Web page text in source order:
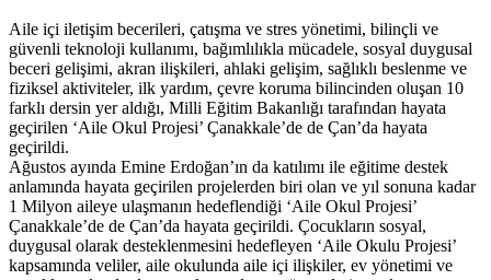
Aile içi iletişim becerileri, çatışma ve stres yönetimi, bilinçli ve
güvenli teknoloji kullanımı, bağımlılıkla mücadele, sosyal duygusal
beceri gelişimi, akran ilişkileri, ahlaki gelişim, sağlıklı beslenme ve
fiziksel aktiviteler, ilk yardım, çevre koruma bilincinden oluşan 10
farklı dersin yer aldığı, Milli Eğitim Bakanlığı tarafından hayata
geçirilen ‘Aile Okul Projesi’ Çanakkale’de de Çan’da hayata
geçirildi.
Ağustos ayında Emine Erdoğan’ın da katılımı ile eğitime destek
anlamında hayata geçirilen projelerden biri olan ve yıl sonuna kadar
1 Milyon aileye ulaşmanın hedeflendiği ‘Aile Okul Projesi’
Çanakkale’de de Çan’da hayata geçirildi. Çocukların sosyal,
duygusal olarak desteklenmesini hedefleyen ‘Aile Okulu Projesi’
kapsamında veliler, aile okulunda aile içi ilişkiler, ev yönetimi ve